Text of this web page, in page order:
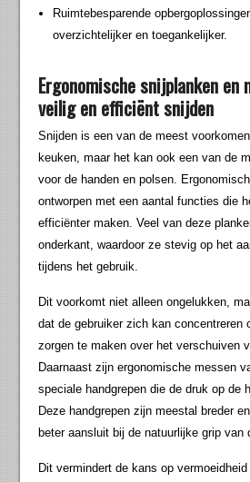
Ruimtebesparende
overzichtelijker en toegankelijker.
Ergonomische snijplanken en
veilig en efficiënt snijden
Snijden is een van de meest
keuken, maar het kan ook een van de
voor de handen en polsen.
ontworpen met een aantal functies die
efficiënter maken. Veel van deze
onderkant, waardoor ze stevig op het
tijdens het gebruik.
Dit voorkomt niet alleen ongelukken,
dat de gebruiker zich kan concentreren
zorgen te maken over het verschuiven
Daarnaast zijn ergonomische messen
speciale handgrepen die de druk op de
Deze handgrepen zijn meestal breder
beter aansluit bij de natuurlijke grip van
Dit vermindert de kans op